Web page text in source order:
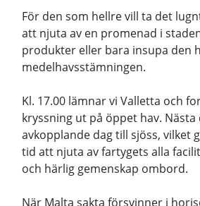
För den som hellre vill ta det
att njuta av en promenad i
produkter eller bara insupa den
medelhavsstämningen.
Kl. 17.00 lämnar vi Valletta och
kryssning ut på öppet hav. Nästa
avkopplande dag till sjöss, vilket
tid att njuta av fartygets alla
och härlig gemenskap ombord.
När Malta sakta försvinner i